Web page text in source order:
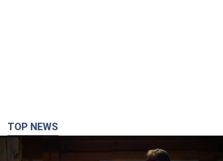
TOP NEWS